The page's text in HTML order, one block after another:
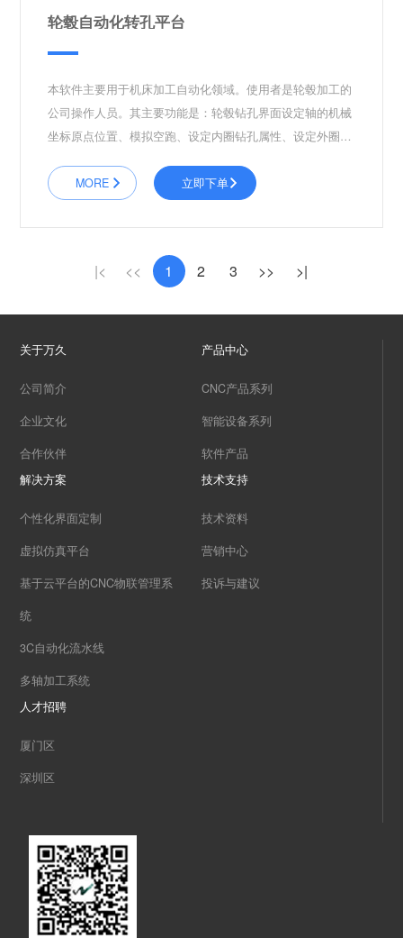
轮毂自动化转孔平台
本软件主要用于机床加工自动化领域。使用者是轮毂加工的
公司操作人员。其主要功能是：轮毂钻孔界面设定轴的机械
坐标原点位置、模拟空跑、设定内圈钻孔属性、设定外圈钻
加工的使用方法。解决了人工钻孔工作效率低、钻孔难、钻
MORE 立即下单
|< << 1 2 3 >> >|
关于万久
公司简介
企业文化
合作伙伴
产品中心
CNC产品系列
智能设备系列
软件产品
解决方案
个性化界面定制
虚拟仿真平台
基于云平台的CNC物联管理系
统
3C自动化流水线
多轴加工系统
技术支持
技术资料
营销中心
投诉与建议
人才招聘
厦门区
深圳区